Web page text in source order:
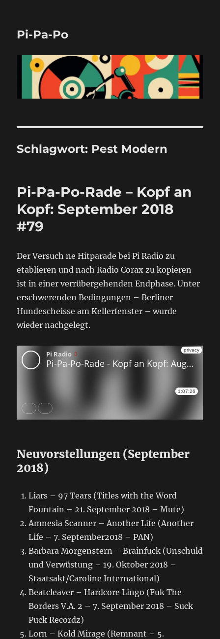
Pi-Pa-Po
Schlagwort: Pest Modern
Pi-Pa-Po-Rade – Kopf an
Kopf: September 2018
#79
Der Versuch ne Hitparade bei Pi Radio zu
etablieren und nach Radio Corax zu kopieren
ist in einer verrübergehenden Endphase. Unter
erschwerenden Bedingungen – Berliner
Hundescheisse am Kellerfenster – wurde
wieder nachgelegt.
Neuvorstellungen (September
2018)
Liars – 97 Tears (Titles with the Word
Fountain – 21. September 2018 – Mute)
Amnesia Scanner – Another Life (Another
Life – 7. September2018 – PAN)
Barbara Morgenstern – Brainfuck (Unschuld
und Verwüstung – 19. Oktober 2018 –
Staatsakt/Caroline International)
Beatcleaver – Hardcore Lingo (Fuk The
Borders V​​.​​A. 2 – 7. September 2018 – Suck
Puck Recordz)
Lorn – Kold Mirage (Remnant – 5.